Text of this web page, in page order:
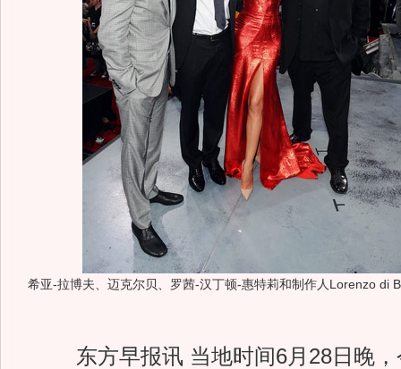
希亚-拉博夫、迈克尔贝、罗茜-汉丁顿-惠特莉和制作人Lorenzo di
东方早报讯 当地时间6月28日晚，